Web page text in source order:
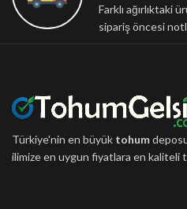
Farklı ağırlıktaki
sipariş öncesi
Türkiye'nin en büyük tohum
ilimize en uygun fiyatlara en kaliteli